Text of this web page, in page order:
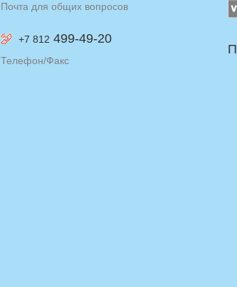
Почта для общих вопросов
+7 812 499-49-20
Телефон/Факс